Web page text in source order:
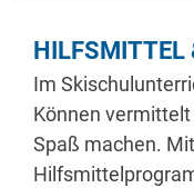
HILFSMITTEL
Im
Können
Spaß machen.